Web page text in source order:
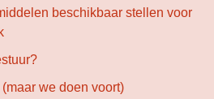
beschikbaar stellen voor
we doen voort)